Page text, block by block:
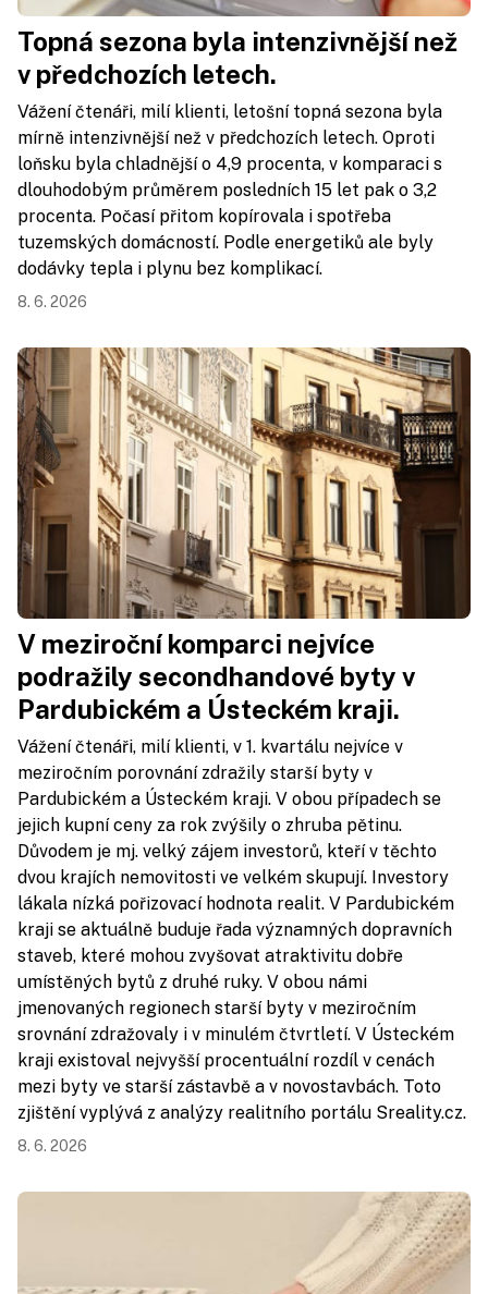
Topná sezona byla intenzivnější než
v předchozích letech.
Vážení čtenáři, milí klienti, letošní topná sezona byla
mírně intenzivnější než v předchozích letech. Oproti
loňsku byla chladnější o 4,9 procenta, v komparaci s
dlouhodobým průměrem posledních 15 let pak o 3,2
procenta. Počasí přitom kopírovala i spotřeba
tuzemských domácností. Podle energetiků ale byly
dodávky tepla i plynu bez komplikací.
8. 6. 2026
V meziroční komparci nejvíce
podražily secondhandové byty v
Pardubickém a Ústeckém kraji.
Vážení čtenáři, milí klienti, v 1. kvartálu nejvíce v
meziročním porovnání zdražily starší byty v
Pardubickém a Ústeckém kraji. V obou případech se
jejich kupní ceny za rok zvýšily o zhruba pětinu.
Důvodem je mj. velký zájem investorů, kteří v těchto
dvou krajích nemovitosti ve velkém skupují. Investory
lákala nízká pořizovací hodnota realit. V Pardubickém
kraji se aktuálně buduje řada významných dopravních
staveb, které mohou zvyšovat atraktivitu dobře
umístěných bytů z druhé ruky. V obou námi
jmenovaných regionech starší byty v meziročním
srovnání zdražovaly i v minulém čtvrtletí. V Ústeckém
kraji existoval nejvyšší procentuální rozdíl v cenách
mezi byty ve starší zástavbě a v novostavbách. Toto
zjištění vyplývá z analýzy realitního portálu Sreality.cz.
8. 6. 2026